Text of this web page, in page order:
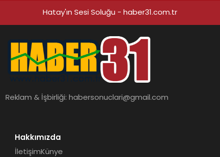
Hatay'ın Sesi Soluğu - haber31.com.tr
Reklam & İşbirliği:habersonuclari@gmail.com
Hakkımızda
İletişimKünye